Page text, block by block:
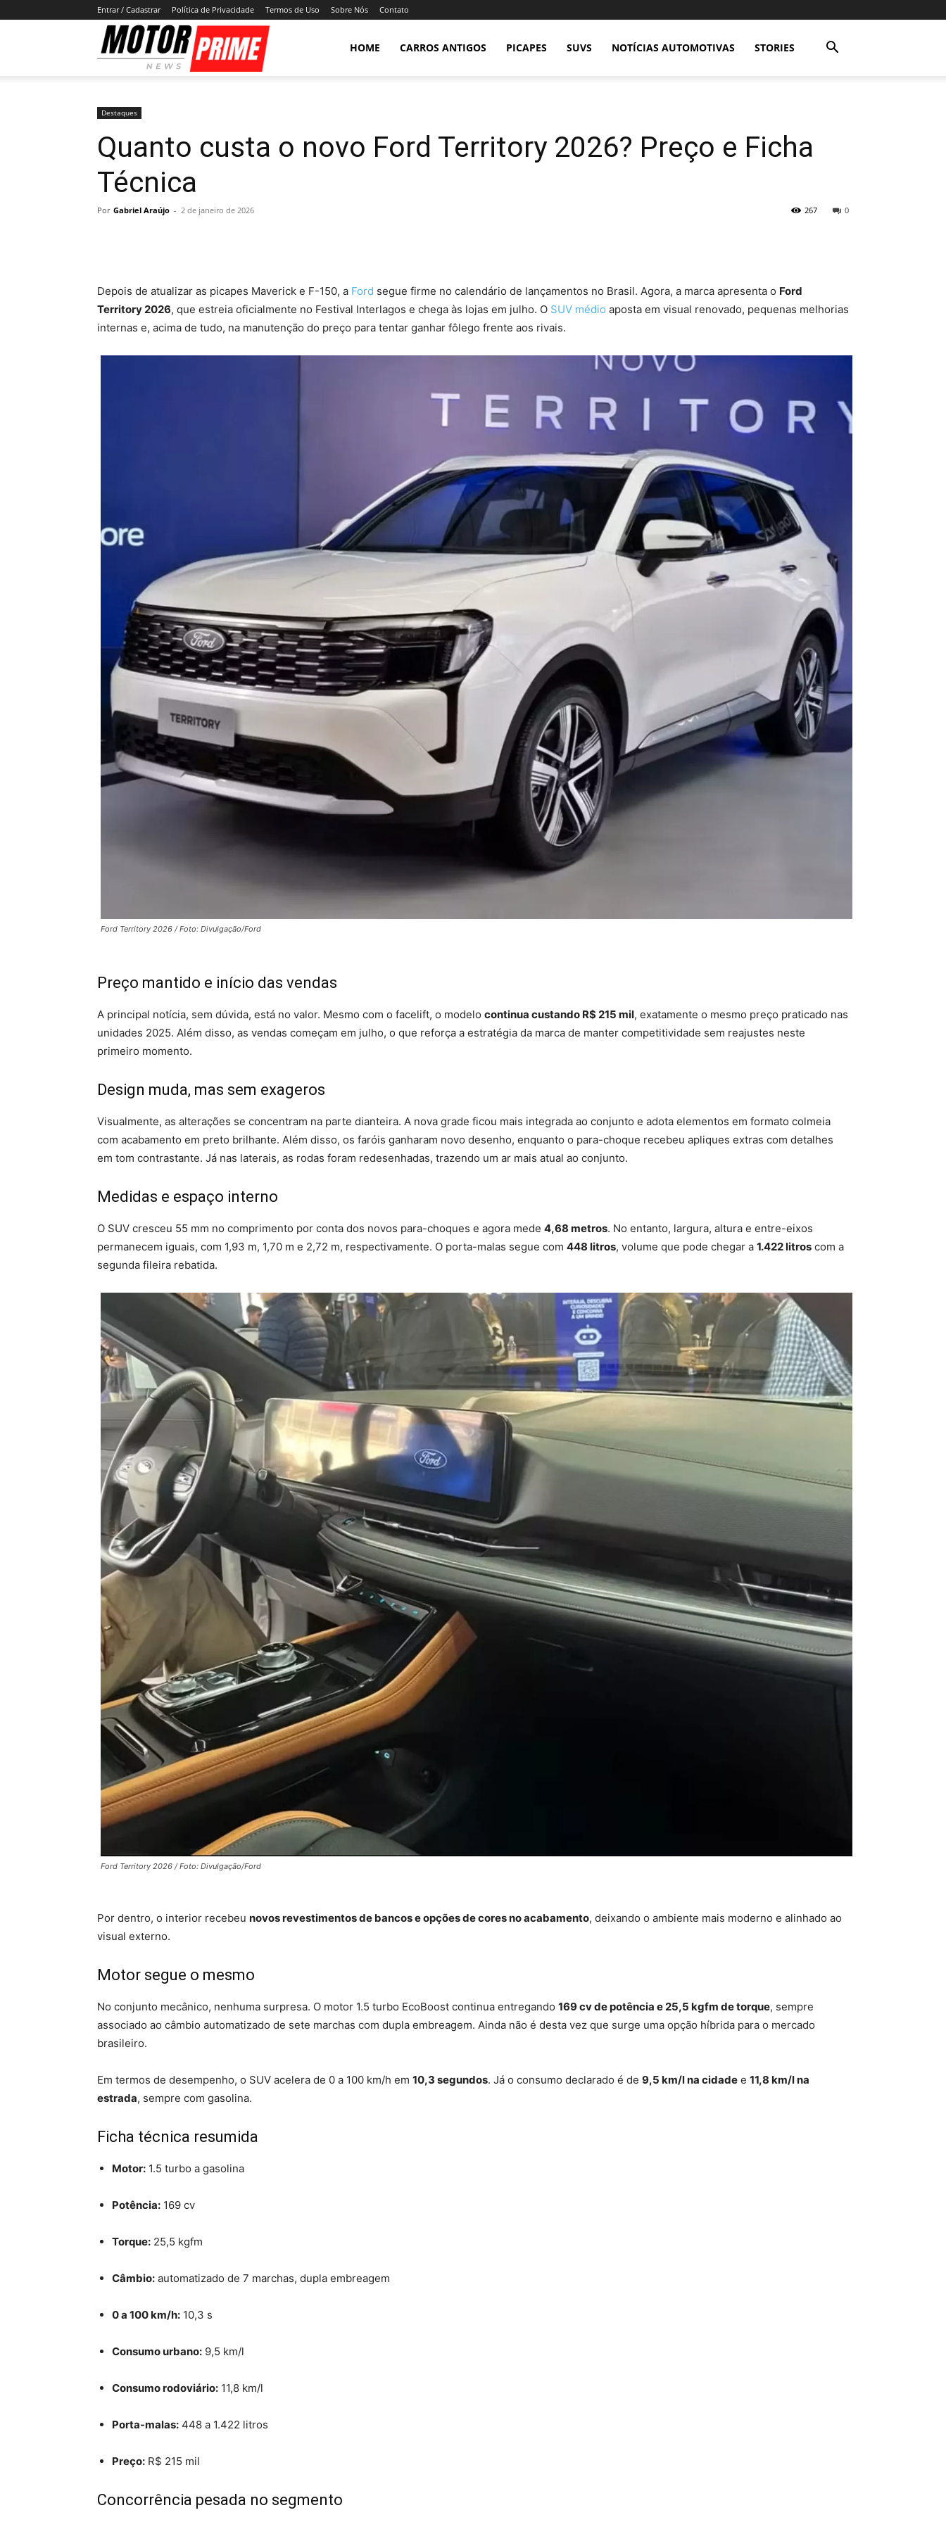
Entrar / Cadastrar Política de Privacidade Termos de Uso Sobre Nós Contato
HOME CARROS ANTIGOS PICAPES SUVS NOTÍCIAS AUTOMOTIVAS STORIES
Destaques
Quanto custa o novo Ford Territory 2026? Preço e Ficha
Técnica
Por Gabriel Araújo - 2 de janeiro de 2026 0
267
Depois de atualizar as picapes Maverick e F-150, a Ford segue firme no calendário de lançamentos no Brasil. Agora, a marca apresenta o Ford
Territory 2026, que estreia oficialmente no Festival Interlagos e chega às lojas em julho. O SUV médio aposta em visual renovado, pequenas melhorias
internas e, acima de tudo, na manutenção do preço para tentar ganhar fôlego frente aos rivais.
Ford Territory 2026 / Foto: Divulgação/Ford
Preço mantido e início das vendas
A principal notícia, sem dúvida, está no valor. Mesmo com o facelift, o modelo continua custando R$ 215 mil, exatamente o mesmo preço praticado nas
unidades 2025. Além disso, as vendas começam em julho, o que reforça a estratégia da marca de manter competitividade sem reajustes neste
primeiro momento.
Design muda, mas sem exageros
Visualmente, as alterações se concentram na parte dianteira. A nova grade ficou mais integrada ao conjunto e adota elementos em formato colmeia
com acabamento em preto brilhante. Além disso, os faróis ganharam novo desenho, enquanto o para-choque recebeu apliques extras com detalhes
em tom contrastante. Já nas laterais, as rodas foram redesenhadas, trazendo um ar mais atual ao conjunto.
Medidas e espaço interno
O SUV cresceu 55 mm no comprimento por conta dos novos para-choques e agora mede 4,68 metros. No entanto, largura, altura e entre-eixos
permanecem iguais, com 1,93 m, 1,70 m e 2,72 m, respectivamente. O porta-malas segue com 448 litros, volume que pode chegar a 1.422 litros com a
segunda fileira rebatida.
Ford Territory 2026 / Foto: Divulgação/Ford
Por dentro, o interior recebeu novos revestimentos de bancos e opções de cores no acabamento, deixando o ambiente mais moderno e alinhado ao
visual externo.
Motor segue o mesmo
No conjunto mecânico, nenhuma surpresa. O motor 1.5 turbo EcoBoost continua entregando 169 cv de potência e 25,5 kgfm de torque, sempre
associado ao câmbio automatizado de sete marchas com dupla embreagem. Ainda não é desta vez que surge uma opção híbrida para o mercado
brasileiro.
Em termos de desempenho, o SUV acelera de 0 a 100 km/h em 10,3 segundos. Já o consumo declarado é de 9,5 km/l na cidade e 11,8 km/l na
estrada, sempre com gasolina.
Ficha técnica resumida
Motor: 1.5 turbo a gasolina
Potência: 169 cv
Torque: 25,5 kgfm
Câmbio: automatizado de 7 marchas, dupla embreagem
0 a 100 km/h: 10,3 s
Consumo urbano: 9,5 km/l
Consumo rodoviário: 11,8 km/l
Porta-malas: 448 a 1.422 litros
Preço: R$ 215 mil
Concorrência pesada no segmento